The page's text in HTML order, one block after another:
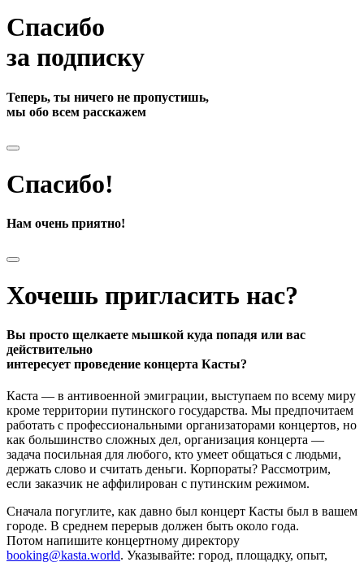
Спасибо
за подписку
Теперь, ты ничего не пропустишь,
мы обо всем расскажем
Спасибо!
Нам очень приятно!
Хочешь пригласить нас?
Вы просто щелкаете мышкой куда попадя или вас
действительно
интересует проведение концерта Касты?
Каста — в антивоенной эмиграции, выступаем по всему миру
кроме территории путинского государства. Мы предпочитаем
работать с профессиональными организаторами концертов, но
как большинство сложных дел, организация концерта —
задача посильная для любого, кто умеет общаться с людьми,
держать слово и считать деньги. Корпораты? Рассмотрим,
если заказчик не аффилирован с путинским режимом.
Сначала погуглите, как давно был концерт Касты был в вашем
городе. В среднем перерыв должен быть около года.
Потом напишите концертному директору
booking@kasta.world. Указывайте: город, площадку, опыт,